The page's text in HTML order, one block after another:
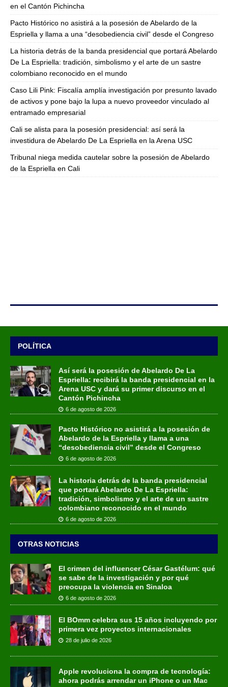
en el Cantón Pichincha
Pacto Histórico no asistirá a la posesión de Abelardo de la
Espriella y llama a una “desobediencia civil” desde el Congreso
La historia detrás de la banda presidencial que portará Abelardo
De La Espriella: tradición, simbolismo y el arte de un sastre
colombiano reconocido en el mundo
Caso Lili Pink: Fiscalía amplía investigación por presunto lavado
de activos y pone bajo la lupa a nuevo proveedor vinculado al
entramado empresarial
Cali se alista para la posesión presidencial: así será la
investidura de Abelardo De La Espriella en la Arena USC
Tribunal niega medida cautelar sobre la posesión de Abelardo
de la Espriella en Cali
POLÍTICA
Así será la posesión de Abelardo De La
Espriella: recibirá la banda presidencial en la
Arena USC y dará su primer discurso en el
Cantón Pichincha
6 de agosto de 2026
Pacto Histórico no asistirá a la posesión de
Abelardo de la Espriella y llama a una
“desobediencia civil” desde el Congreso
6 de agosto de 2026
La historia detrás de la banda presidencial
que portará Abelardo De La Espriella:
tradición, simbolismo y el arte de un sastre
colombiano reconocido en el mundo
6 de agosto de 2026
OTRAS NOTICIAS
El crimen del influencer César Gastélum: qué
se sabe de la investigación y por qué
preocupa la violencia en Sinaloa
6 de agosto de 2026
El BOmm celebra sus 15 años incluyendo por
primera vez proyectos internacionales
28 de julio de 2026
Apple revoluciona la compra de tecnología:
ahora podrás arrendar un iPhone o un Mac